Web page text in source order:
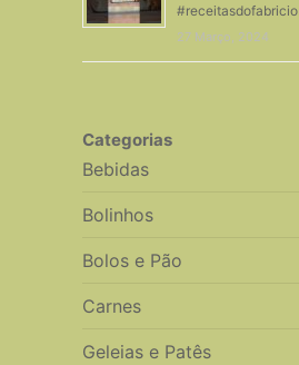
#receitasdofabricio
27 Março, 2024
Categorias
Bebidas
Bolinhos
Bolos e Pão
Carnes
Geleias e Patês